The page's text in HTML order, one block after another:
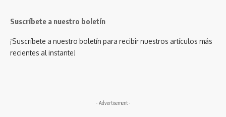
Suscríbete a nuestro boletín
¡Suscríbete a nuestro boletín para recibir nuestros artículos más
recientes al instante!
- Advertisement -